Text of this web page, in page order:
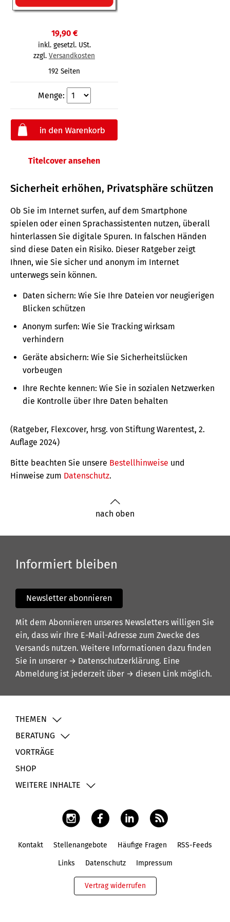
19,90 €
inkl. gesetzl. USt.
zzgl. Versandkosten
192 Seiten
Menge:
Titelcover ansehen
Sicherheit erhöhen, Privatsphäre schützen
Ob Sie im Internet surfen, auf dem Smartphone
spielen oder einen Sprachassistenten nutzen, überall
hinterlassen Sie digitale Spuren. In falschen Händen
sind diese Daten ein Risiko. Dieser Ratgeber zeigt
Ihnen, wie Sie sicher und anonym im Internet
unterwegs sein können.
Daten sichern: Wie Sie Ihre Dateien vor neugierigen
Blicken schützen
Anonym surfen: Wie Sie Tracking wirksam
verhindern
Geräte absichern: Wie Sie Sicherheitslücken
vorbeugen
Ihre Rechte kennen: Wie Sie in sozialen Netzwerken
die Kontrolle über Ihre Daten behalten
(Ratgeber, Flexcover, hrsg. von Stiftung Warentest, 2.
Auflage 2024)
Bitte beachten Sie unsere Bestellhinweise und
Hinweise zum Datenschutz.
nach oben
Informiert bleiben
Newsletter abonnieren
Mit dem Abonnieren unseres Newsletters willigen Sie
ein, dass wir Ihre E-Mail-Adresse zum Zwecke des
Versands nutzen. Weitere Informationen dazu finden
Sie in unserer → Datenschutzerklärung. Eine
Abmeldung ist jederzeit über → diesen Link möglich.
THEMEN
BERATUNG
VORTRÄGE
SHOP
WEITERE INHALTE
Kontakt Stellenangebote Häufige Fragen RSS-Feeds
Links Datenschutz Impressum
Vertrag widerrufen